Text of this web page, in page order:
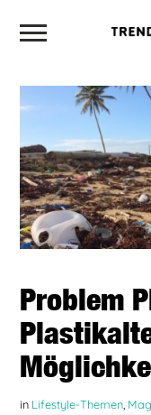
Problem
in Lifestyle-Themen